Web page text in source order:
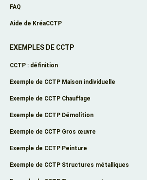
FAQ
Aide de KréaCCTP
EXEMPLES DE CCTP
CCTP : définition
Exemple de CCTP Maison individuelle
Exemple de CCTP Chauffage
Exemple de CCTP Démolition
Exemple de CCTP Gros œuvre
Exemple de CCTP Peinture
Exemple de CCTP Structures métalliques